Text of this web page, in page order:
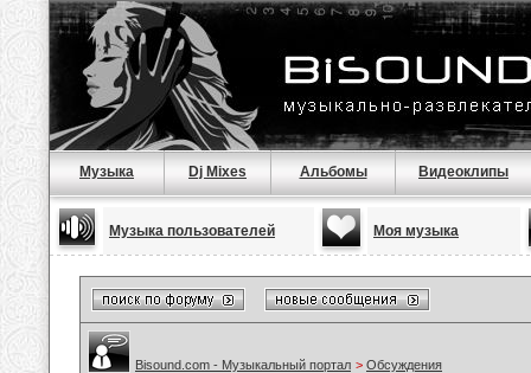
Музыка Dj Mixes Альбомы Видеоклипы
Музыка пользователей Моя музыка
Bisound.com - Музыкальный портал > Обсуждения